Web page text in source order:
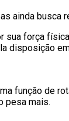
ainda busca
sua força
disposição
função de
pesa mais.